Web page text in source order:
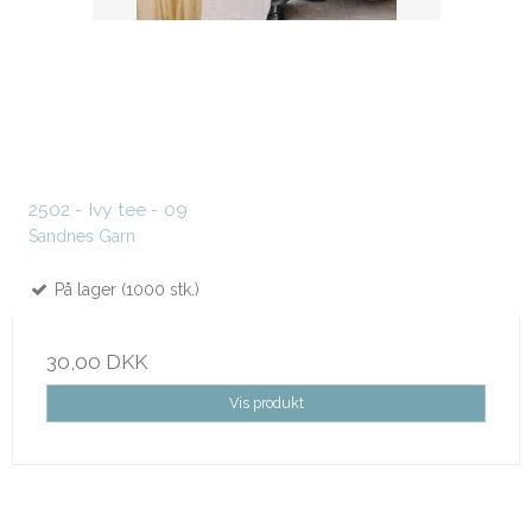
2502 - Ivy tee - 09
Sandnes Garn
På lager (1000 stk.)
30,00 DKK
Vis produkt